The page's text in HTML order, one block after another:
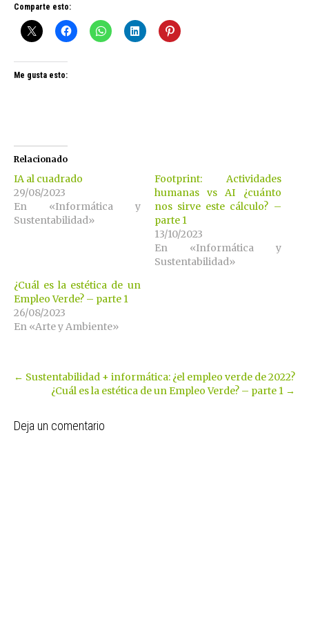
Comparte esto:
Me gusta esto:
Relacionado
IA al cuadrado
29/08/2023
En «Informática y
Sustentabilidad»
Footprint: Actividades
humanas vs AI ¿cuánto
nos sirve este cálculo? –
parte 1
13/10/2023
En «Informática y
Sustentabilidad»
¿Cuál es la estética de un
Empleo Verde? – parte 1
26/08/2023
En «Arte y Ambiente»
Post
navigation
← Sustentabilidad + informática: ¿el empleo verde de 2022?
¿Cuál es la estética de un Empleo Verde? – parte 1 →
Deja un comentario